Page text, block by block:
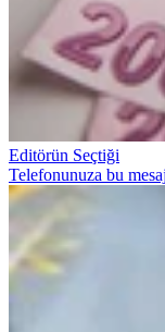
Editörün Seçtiği
Telefonunuza bu